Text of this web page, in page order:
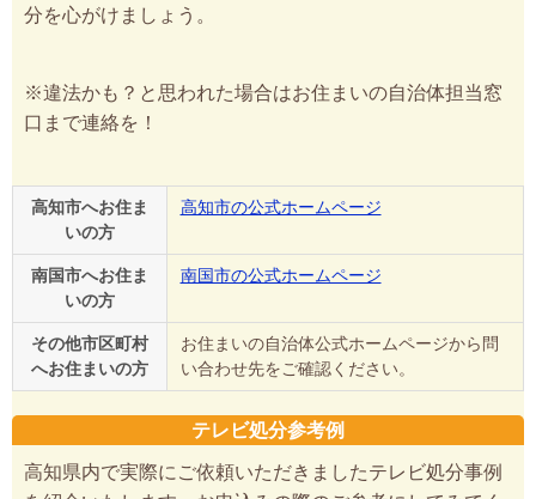
分を心がけましょう。
※違法かも？と思われた場合はお住まいの自治体担当窓
口まで連絡を！
高知市へお住ま
いの方
高知市の公式ホームページ
南国市へお住ま
いの方
南国市の公式ホームページ
その他市区町村
へお住まいの方
お住まいの自治体公式ホームページから問
い合わせ先をご確認ください。
テレビ処分参考例
高知県内で実際にご依頼いただきましたテレビ処分事例